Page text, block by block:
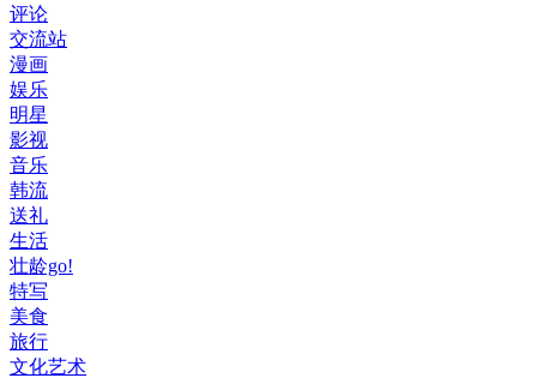
评论
交流站
漫画
娱乐
明星
影视
音乐
韩流
送礼
生活
壮龄go!
特写
美食
旅行
文化艺术